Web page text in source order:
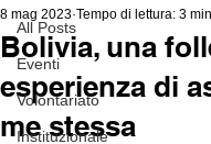
All Posts
Eventi
Volontariato
Instituzionale
Bolivia, una
esperienza di
me stessa
8 mag 2023 Tempo di lettura: 3 min